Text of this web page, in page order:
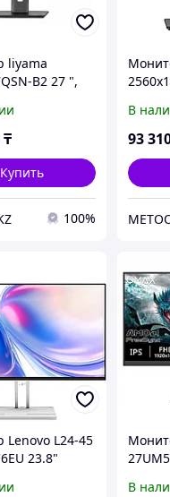
liyama
B2 27 ",
₸
Купить
100%
HDMI,
В
93
Lenovo L24-45
23.8"
В